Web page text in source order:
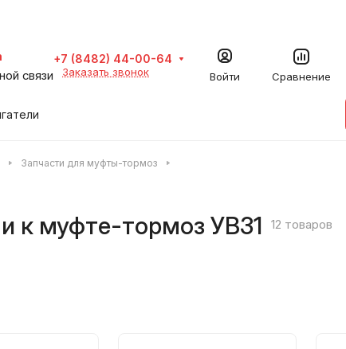
связи
+7 (8482) 44-00-64
Заказать звонок Войти Сравнение
Запчасти для муфты-тормоз
к муфте-тормоз УВ31 12 товаров